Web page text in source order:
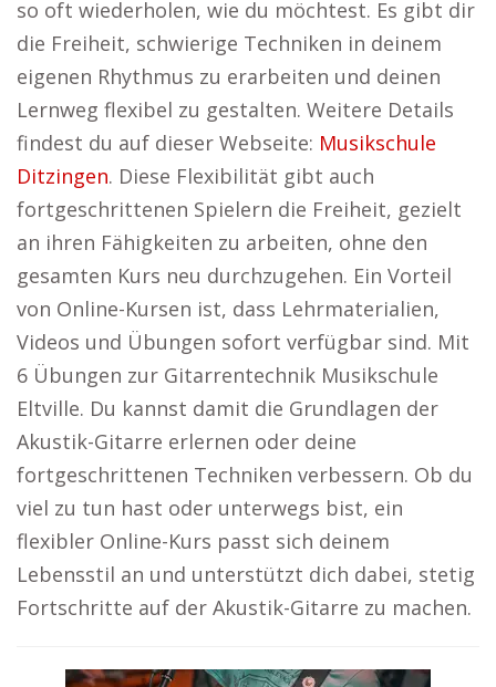
so oft wiederholen, wie du möchtest. Es gibt dir
die Freiheit, schwierige Techniken in deinem
eigenen Rhythmus zu erarbeiten und deinen
Lernweg flexibel zu gestalten. Weitere Details
findest du auf dieser Webseite: Musikschule
Ditzingen. Diese Flexibilität gibt auch
fortgeschrittenen Spielern die Freiheit, gezielt
an ihren Fähigkeiten zu arbeiten, ohne den
gesamten Kurs neu durchzugehen. Ein Vorteil
von Online-Kursen ist, dass Lehrmaterialien,
Videos und Übungen sofort verfügbar sind. Mit
6 Übungen zur Gitarrentechnik Musikschule
Eltville. Du kannst damit die Grundlagen der
Akustik-Gitarre erlernen oder deine
fortgeschrittenen Techniken verbessern. Ob du
viel zu tun hast oder unterwegs bist, ein
flexibler Online-Kurs passt sich deinem
Lebensstil an und unterstützt dich dabei, stetig
Fortschritte auf der Akustik-Gitarre zu machen.